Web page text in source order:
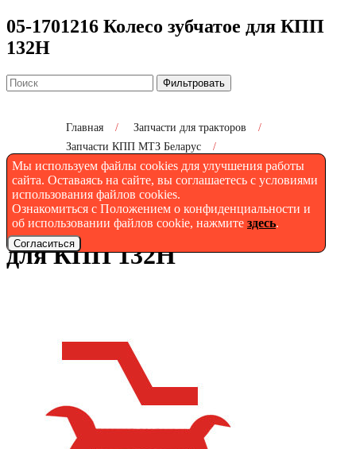
Мы используем файлы cookies для улучшения работы
сайта. Оставаясь на сайте, вы соглашаетесь с условиями
использования файлов cookies.
Ознакомиться с Положением о конфиденциальности и
об использовании файлов cookie, нажмите здесь.
Согласиться
05-1701216 Колесо зубчатое для КПП
132Н
Фильтровать
Главная / Запчасти для тракторов
/
Запчасти КПП МТЗ Беларус
/
05-1701216 Колесо зубчатое для КПП 132Н
05-1701216 Колесо зубчатое
для КПП 132Н